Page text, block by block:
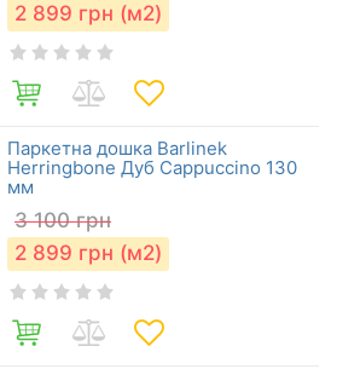
2 899 грн (м2)
Паркетна дошка Barlinek
Herringbone Дуб Cappuccino 130
мм
3 100 грн
2 899 грн (м2)